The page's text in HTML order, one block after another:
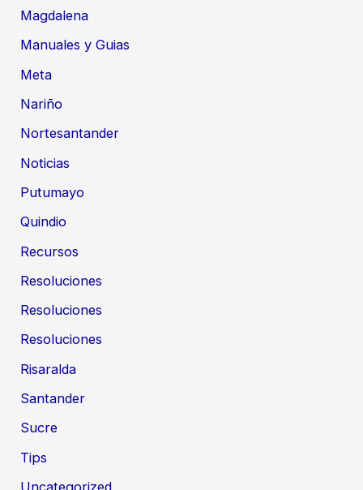
Magdalena
Manuales y Guias
Meta
Nariño
Nortesantander
Noticias
Putumayo
Quindio
Recursos
Resoluciones
Resoluciones
Resoluciones
Risaralda
Santander
Sucre
Tips
Uncategorized